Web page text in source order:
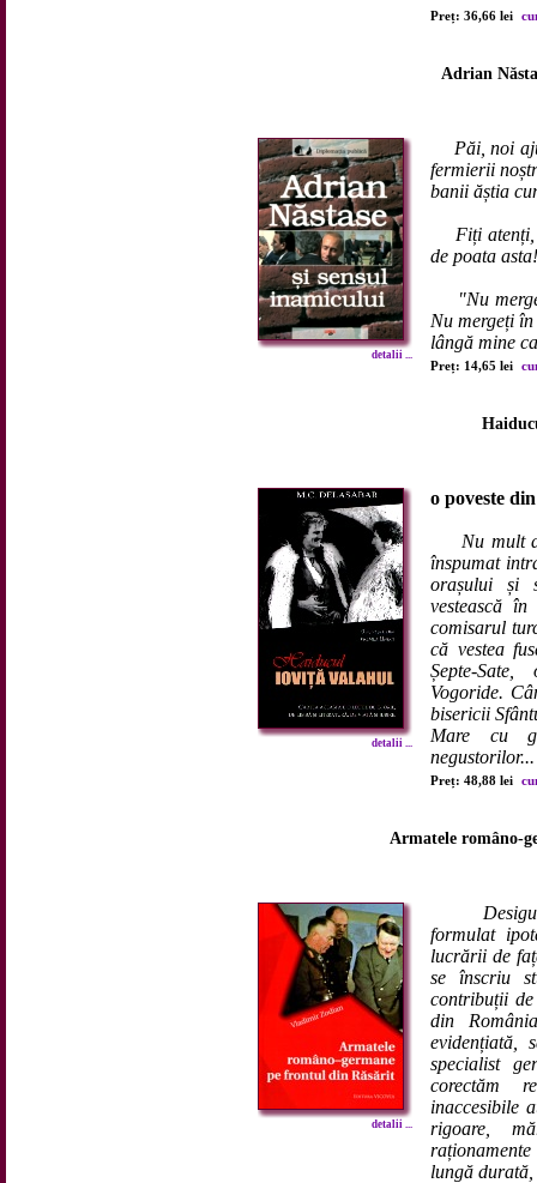
Preț: 36,66 lei
Adrian
detalii ...
Păi, noi
fermierii
banii ăștia
Fiți
de poata asta!
"Nu
Nu mergeți
lângă mine
Preț: 14,65 lei
detalii ...
o poveste
Nu mult
înspumat
orașului și
vestească
comisarul
că vestea
Șepte-
Vogoride.
bisericii
Mare cu
negustorilor...
Preț: 48,88 lei
Armatele româno-
detalii ...
formulat
lucrării de
se înscriu
contribuții
din
evidențiată,
specialist
corectăm
inaccesibile
rigoare,
lungă